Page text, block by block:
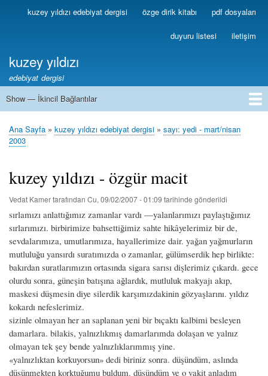
Ana
içeriğe
Birincilkuzey yıldızı edebiyat dergisi özge dirik kitabı pdf dosyaları
duyuru listesi iletişim
kuzey yıldızı
edebiyat dergisi
İkincil
Show — İkincil Bağlantılar
1
2
3
4
5
6
7
8
9
10
11
12
13
Sayfa
Ana Sayfa kuzey yıldızı edebiyat dergisi
sayı: yedi - mart/nisan
2003
kuzey yıldızı - özgür macit
Vedat Kamertarafından Cu, 09/02/2007 - 01:09 tarihinde gönderildi
sırlamızı anlattığımız zamanlar vardı —yalanlarımızı paylaştığımız
sırlarımızı. birbirimize bahsettiğimiz sahte hikâyelerimiz bir de,
sevdalarımıza, umutlarımıza, hayallerimize dair. yağan yağmurların
mutluluğu yansırdı suratımızda o zamanlar, gülümserdik hep birlikte:
bakırdan suratlarımızın ortasında sigara sarısı dişlerimiz çıkardı. gece
olurdu sonra, güneşin batışına ağlardık, mutluluk makyajı akıp,
maskesi düşmesin diye silerdik karşımızdakinin gözyaşlarını. yıldız
kokardı nefeslerimiz.
sizinle olmayan her an saplanan yeni bir bıçaktı kalbimi besleyen
damarlara. bilakis, yalnızlıkmış damarlarımda dolaşan ve yalnız
olmayan tek şey bende yalnızlıklarımmış yine.
«yalnızlıktan korkuyorsun» dedi biriniz sonra. düşündüm, aslında
düşünmekten korktuğumu buldum. düşündüm ve o vakit anladım